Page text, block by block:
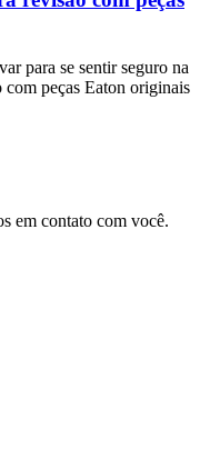
para se sentir seguro na
com peças Eaton originais
em contato com você.